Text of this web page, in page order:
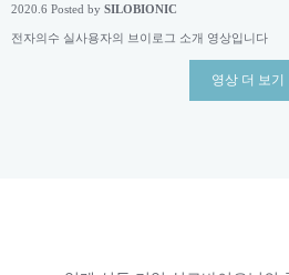
2020.6 Posted by SILOBIONIC
전자의수 실사용자의 브이로그 소개 영상입니다
영상 더 보기